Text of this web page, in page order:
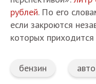
рублей. По его
если закроются
которых
бензин